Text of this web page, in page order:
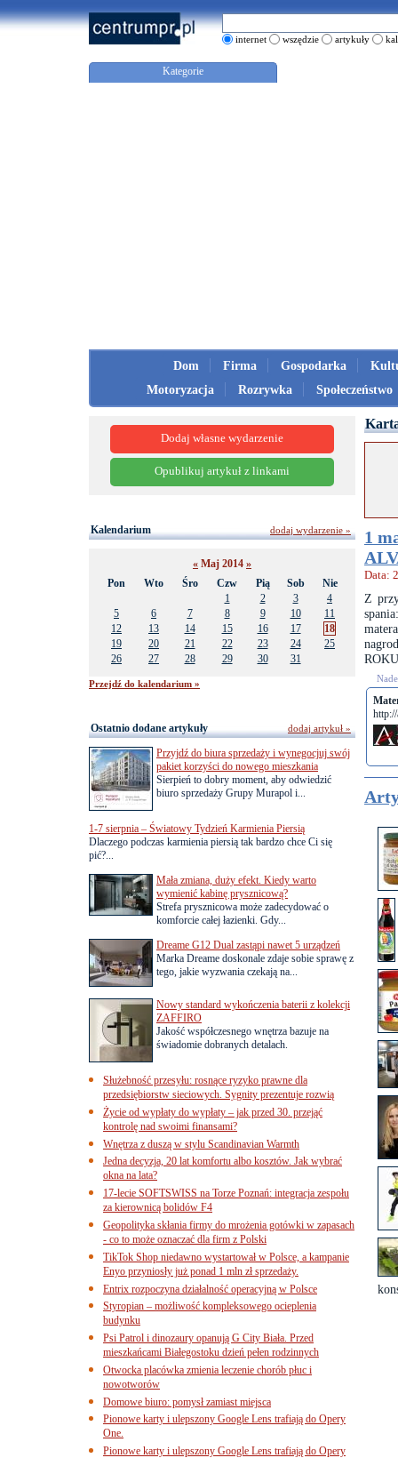
internet wszędzie artykuły
Kategorie
Dom Firma Gospodarka
Motoryzacja
Rozrywka Społeczeństwo
1
Data:
Z
Dodaj własne wydarzenie
Opublikuj artykuł z linkami
Kalendarium
« Maj 2014 »
Pon
Wto Śro Czw Pią Sob
Nie
1
2 3
4
5
6 7 8 9 10
11
12
13 14 15 16 17
18
19
20 21 22 23 24
25
26
27 28 29 30 31
Przejdź do kalendarium »
dodaj wydarzenie »
Ostatnio dodane artykuły
Przyjdź do biura sprzedaży i wynegocjuj swój
pakiet korzyści do nowego mieszkania
Sierpień to dobry moment, aby odwiedzić
biuro sprzedaży Grupy Murapol i...
1-7 sierpnia – Światowy Tydzień Karmienia Piersią
Dlaczego podczas karmienia piersią tak bardzo chce Ci się
pić?...
Mała zmiana, duży efekt. Kiedy warto
wymienić kabinę prysznicową?
Strefa prysznicowa może zadecydować o
komforcie całej łazienki. Gdy...
Dreame G12 Dual zastąpi nawet 5 urządzeń
Marka Dreame doskonale zdaje sobie sprawę z
tego, jakie wyzwania czekają na...
Nowy standard wykończenia baterii z kolekcji
ZAFFIRO
Jakość współczesnego wnętrza bazuje na
świadomie dobranych detalach.
Służebność przesyłu: rosnące ryzyko prawne dla
przedsiębiorstw sieciowych. Sygnity prezentuje rozwią
Życie od wypłaty do wypłaty – jak przed 30. przejąć
kontrolę nad swoimi finansami?
Wnętrza z duszą w stylu Scandinavian Warmth
Jedna decyzja, 20 lat komfortu albo kosztów. Jak wybrać
okna na lata?
17-lecie SOFTSWISS na Torze Poznań: integracja zespołu
za kierownicą bolidów F4
Geopolityka skłania firmy do mrożenia gotówki w zapasach
- co to może oznaczać dla firm z Polski
TikTok Shop niedawno wystartował w Polsce, a kampanie
Enyo przyniosły już ponad 1 mln zł sprzedaży.
Entrix rozpoczyna działalność operacyjną w Polsce
Styropian – możliwość kompleksowego ocieplenia
budynku
Psi Patrol i dinozaury opanują G City Biała. Przed
mieszkańcami Białegostoku dzień pełen rodzinnych
Otwocka placówka zmienia leczenie chorób płuc i
nowotworów
Domowe biuro: pomysł zamiast miejsca
Pionowe karty i ulepszony Google Lens trafiają do Opery
One.
Pionowe karty i ulepszony Google Lens trafiają do Opery
dodaj artykuł »